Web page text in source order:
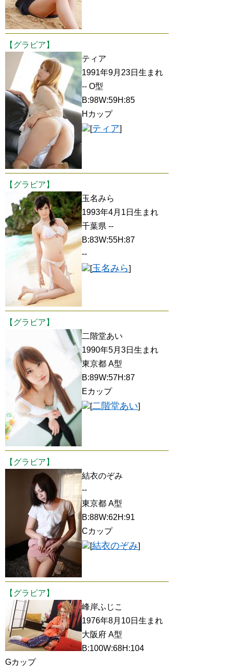
【グラビア】
ティア
1991年9月23日生まれ
-- O型
B:98W:59H:85
Hカップ
[ティア]
【グラビア】
玉名みら
1993年4月1日生まれ
千葉県 --
B:83W:55H:87
--
[玉名みら]
【グラビア】
二階堂あい
1990年5月3日生まれ
東京都 A型
B:89W:57H:87
Eカップ
[二階堂あい]
【グラビア】
結衣のぞみ
--
東京都 A型
B:88W:62H:91
Cカップ
[結衣のぞみ]
【グラビア】
峰岸ふじこ
1976年8月10日生まれ
大阪府 A型
B:100W:68H:104
Gカップ